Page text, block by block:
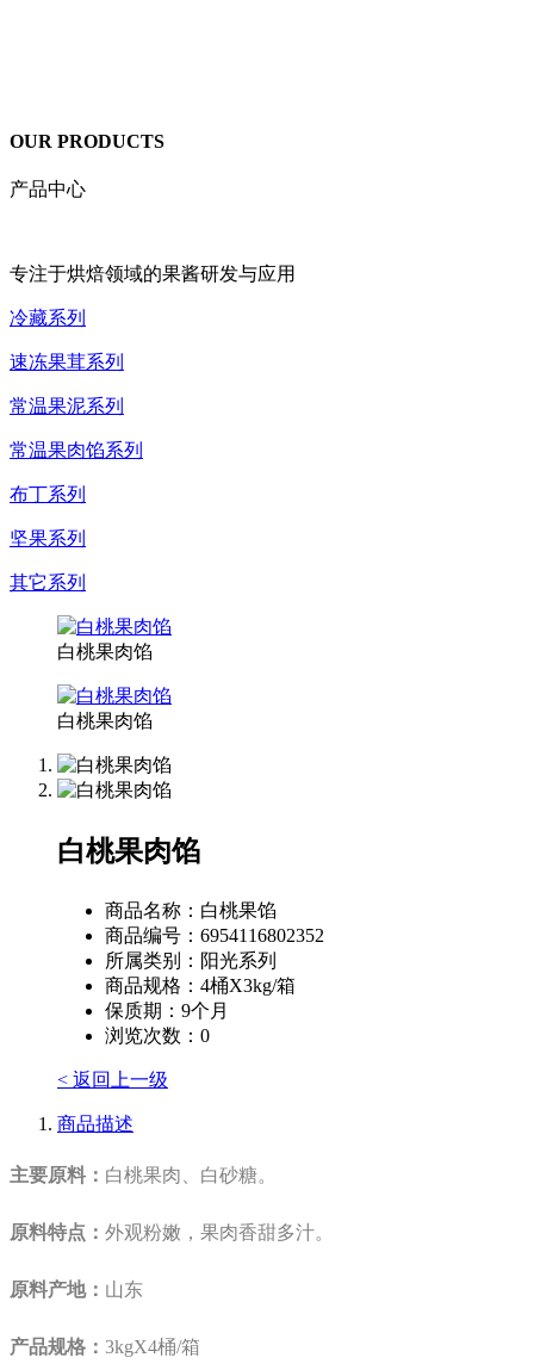
OUR PRODUCTS
产品中心
专注于烘焙领域的果酱研发与应用
冷藏系列
速冻果茸系列
常温果泥系列
常温果肉馅系列
布丁系列
坚果系列
其它系列
白桃果肉馅
白桃果肉馅
白桃果肉馅
商品名称： 白桃果馅
商品编号： 6954116802352
所属类别： 阳光系列
商品规格： 4桶X3kg/箱
保质期： 9个月
浏览次数： 0
< 返回上一级
商品描述
主要原料： 白桃果肉、白砂糖。
原料特点： 外观粉嫩，果肉香甜多汁。
原料产地： 山东
产品规格： 3kgX4桶/箱